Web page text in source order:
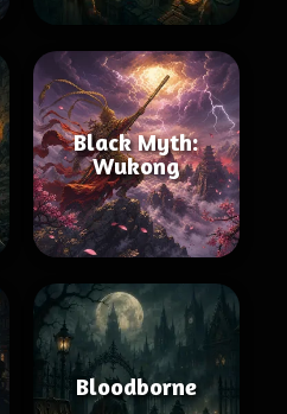
Black Myth:
Wukong
Bloodborne